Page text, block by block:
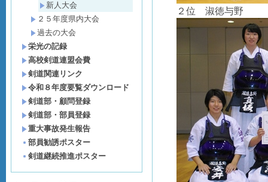
新人大会
２５年度県内大会
過去の大会
栄光の記録
高校剣道連盟会費
剣道関連リンク
令和８年度要覧ダウンロード
剣道部・顧問登録
剣道部・部員登録
重大事故発生報告
部員勧誘ポスター
剣道継続推進ポスター
２位 淑徳与野